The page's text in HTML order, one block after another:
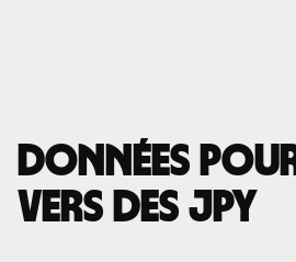
Données pour
vers des JPY